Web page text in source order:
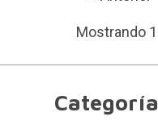
Mostrando